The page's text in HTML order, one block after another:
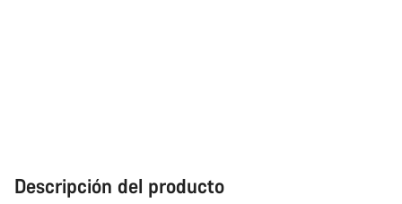
Descripción del producto